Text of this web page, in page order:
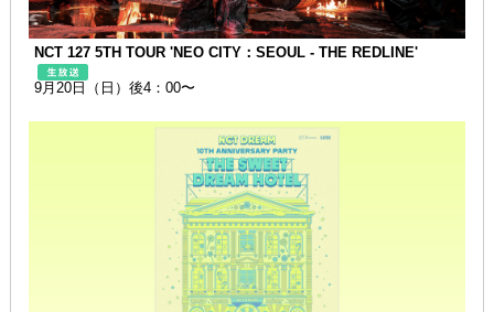
NCT 127 5TH TOUR 'NEO CITY：SEOUL - THE REDLINE'
9月20日（日）後4：00〜